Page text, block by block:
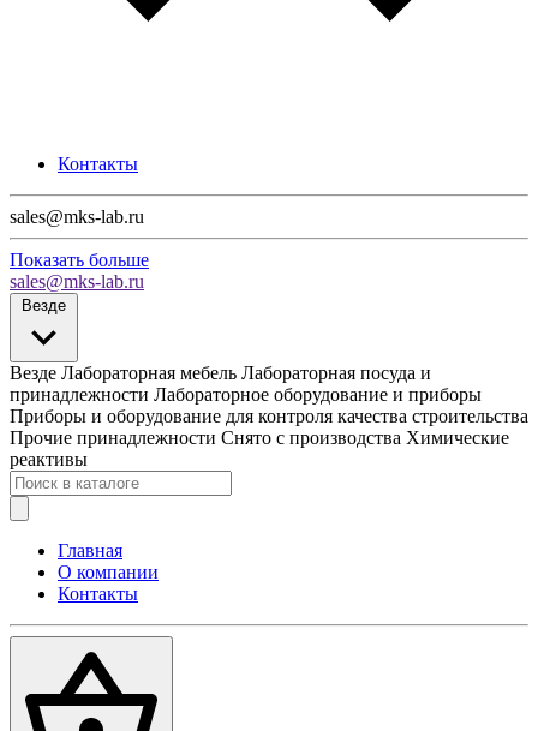
Контакты
sales@mks-lab.ru
Показать больше
sales@mks-lab.ru
Везде
Везде Лабораторная мебель Лабораторная посуда и
принадлежности Лабораторное оборудование и приборы
Приборы и оборудование для контроля качества строительства
Прочие принадлежности Снято с производства Химические
реактивы
Главная
О компании
Контакты